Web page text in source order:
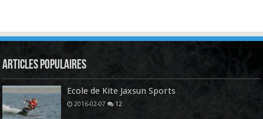
Articles Populaires
Ecole de Kite Jaxsun Sports
2016-02-07 12